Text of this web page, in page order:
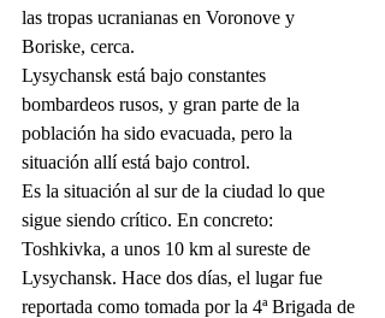
las tropas ucranianas en Voronove y
Boriske, cerca.
Lysychansk está bajo constantes
bombardeos rusos, y gran parte de la
población ha sido evacuada, pero la
situación allí está bajo control.
Es la situación al sur de la ciudad lo que
sigue siendo crítico. En concreto:
Toshkivka, a unos 10 km al sureste de
Lysychansk. Hace dos días, el lugar fue
reportada como tomada por la 4ª Brigada de